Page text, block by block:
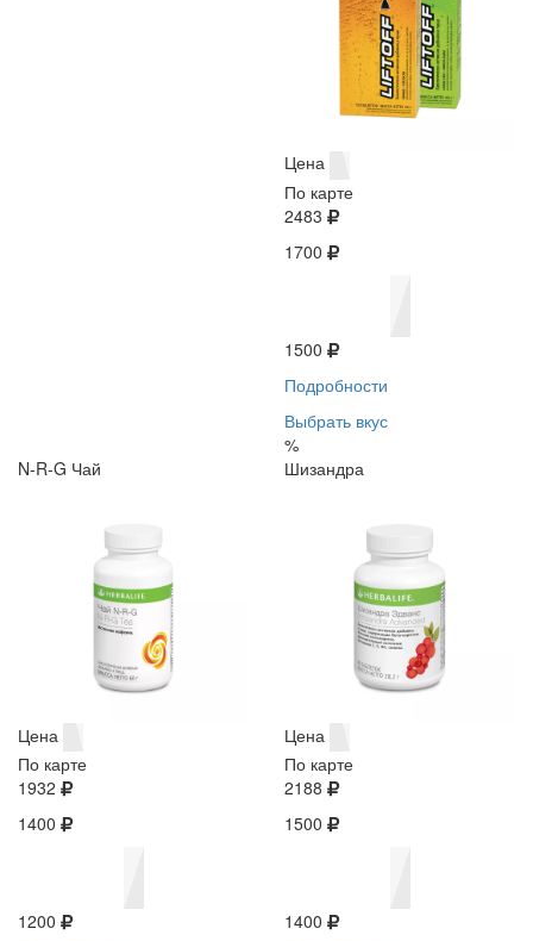
Цена
По карте
2483
1700
1500
Подробности
Выбрать вкус
%
N-R-G Чай
Цена
По карте
1932
1400
1200
Шизандра
Цена
По карте
2188
1500
1400